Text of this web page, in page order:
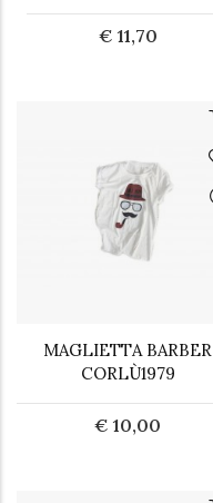
€ 11,70
MAGLIETTA BARBER
CORLÙ1979
€ 10,00